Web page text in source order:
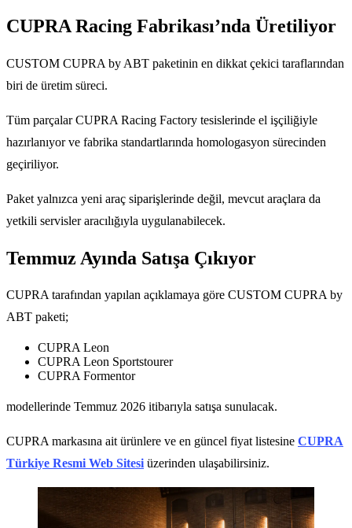
CUPRA Racing Fabrikası’nda Üretiliyor
CUSTOM CUPRA by ABT paketinin en dikkat çekici taraflarından
biri de üretim süreci.
Tüm parçalar CUPRA Racing Factory tesislerinde el işçiliğiyle
hazırlanıyor ve fabrika standartlarında homologasyon sürecinden
geçiriliyor.
Paket yalnızca yeni araç siparişlerinde değil, mevcut araçlara da
yetkili servisler aracılığıyla uygulanabilecek.
Temmuz Ayında Satışa Çıkıyor
CUPRA tarafından yapılan açıklamaya göre CUSTOM CUPRA by
ABT paketi;
CUPRA Leon
CUPRA Leon Sportstourer
CUPRA Formentor
modellerinde Temmuz 2026 itibarıyla satışa sunulacak.
CUPRA markasına ait ürünlere ve en güncel fiyat listesine CUPRA
Türkiye Resmi Web Sitesiüzerinden ulaşabilirsiniz.